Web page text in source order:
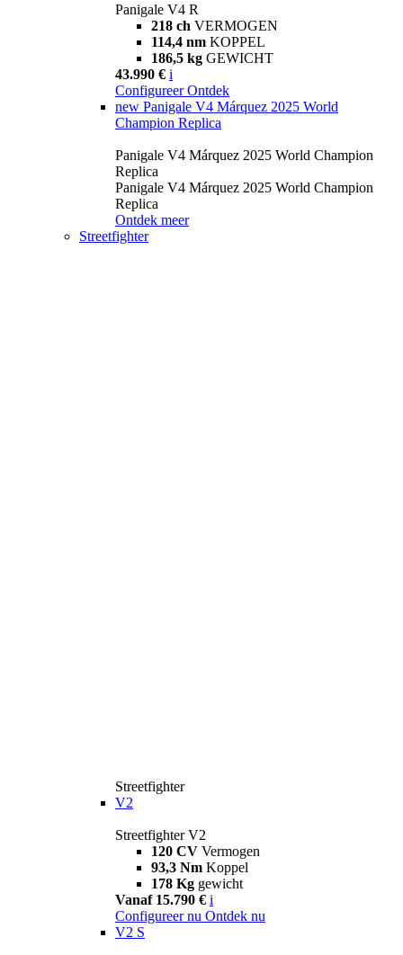
Panigale V4 R
218 ch VERMOGEN
114,4 nm KOPPEL
186,5 kg GEWICHT
43.990 € i
Configureer Ontdek
new Panigale V4 Márquez 2025 World
Champion Replica
Panigale V4 Márquez 2025 World Champion
Replica
Panigale V4 Márquez 2025 World Champion
Replica
Ontdek meer
Streetfighter
Streetfighter
V2
Streetfighter V2
120 CV Vermogen
93,3 Nm Koppel
178 Kg gewicht
Vanaf 15.790 € i
Configureer nu Ontdek nu
V2 S